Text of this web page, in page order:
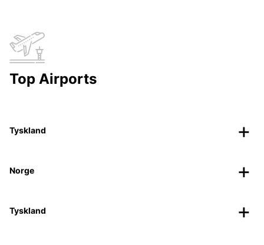
Top Airports
Tyskland
Norge
Tyskland